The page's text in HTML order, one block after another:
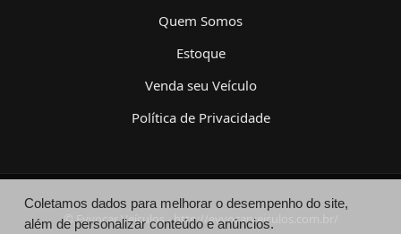
Quem Somos
Estoque
Venda seu Veículo
Política de Privacidade
© Evvocar Veículos - http://evvocarveiculos.com.br/
Coletamos dados para melhorar o desempenho do site,
além de personalizar conteúdo e anúncios.